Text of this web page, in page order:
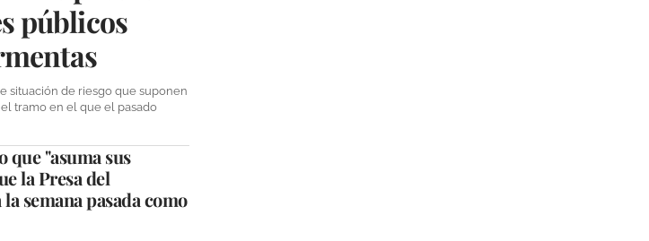
públicos
situación de riesgo que suponen
tramo en el que el pasado
que "asuma sus
la Presa del
semana pasada como